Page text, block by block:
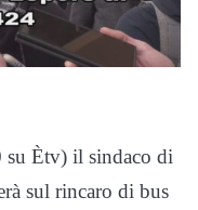
su Ètv) il sindaco di
sul rincaro di bus